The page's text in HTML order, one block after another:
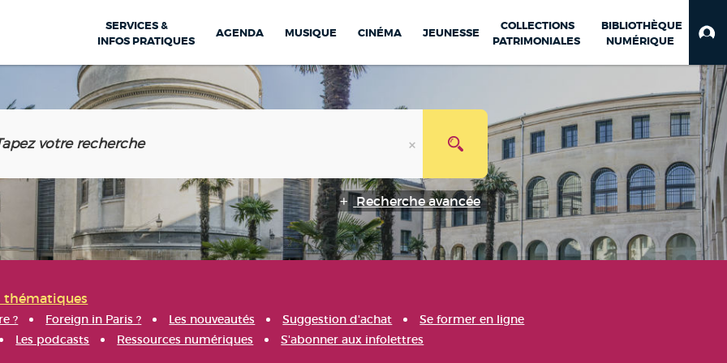
SERVICES &
INFOS PRATIQUES
AGENDA MUSIQUE CINÉMA JEUNESSE
COLLECTIONS
PATRIMONIALES
BIBLIOTHÈQUE
NUMÉRIQUE
Recherche avancée
thématiques
? Foreign in Paris ? Les nouveautés Suggestion d'achat
Se former en ligne
Les podcasts Ressources numériques S'abonner aux infolettres